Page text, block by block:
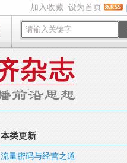
加入收藏 设为首页
本类更新
流量密码与经营之道